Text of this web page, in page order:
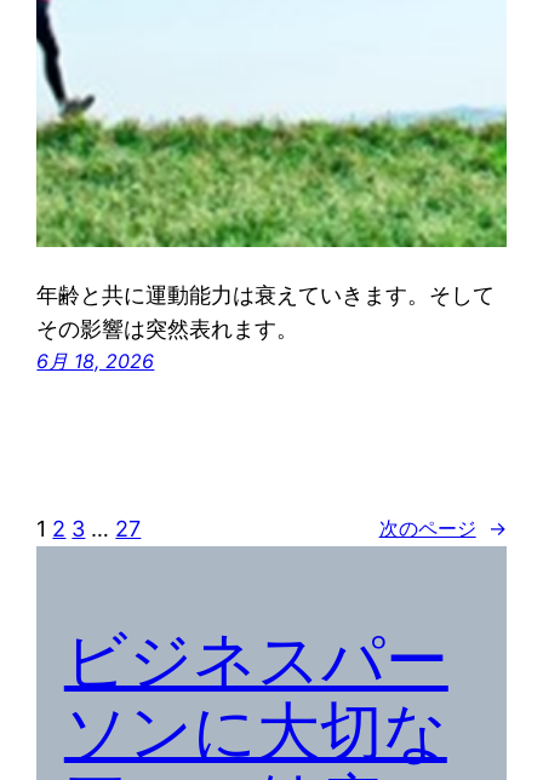
年齢と共に運動能力は衰えていきます。そして
その影響は突然表れます。
6月 18, 2026
1 2 3 … 27 次のページ →
ビジネスパー
ソンに大切な